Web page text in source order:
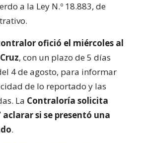
a la Ley N.º 18.883, de
ofició el miércoles al
, con un plazo de 5 días
4 de agosto, para informar
de lo reportado y las
La Contraloría solicita
aclarar si se presentó una
.